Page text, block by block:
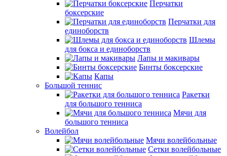
Перчатки
боксерские
Перчатки для
единоборств
Шлемы
для бокса и единоборств
Лапы и макивары
Бинты боксерские
Капы
Большой теннис
Ракетки
для большого тенниса
Мячи для
большого тенниса
Волейбол
Мячи волейбольные
Сетки волейбольные